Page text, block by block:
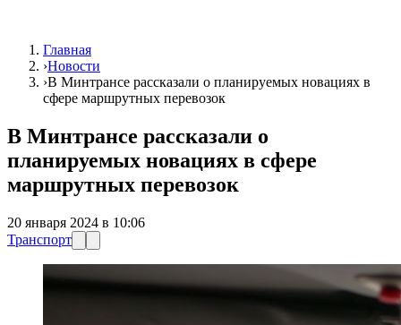
Главная
›Новости
›В Минтрансе рассказали о планируемых новациях в
сфере маршрутных перевозок
В Минтрансе рассказали о
планируемых новациях в сфере
маршрутных перевозок
20 января 2024 в 10:06
Транспорт